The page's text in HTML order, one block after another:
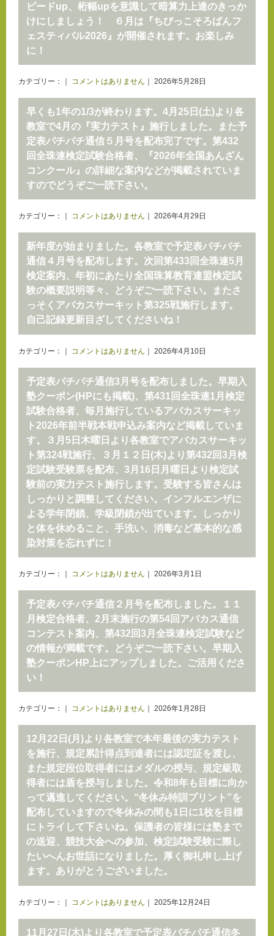
ピードup、桁幅upを意識して暗算力上達のきっか
けにしましょう！ ６月は『ちびっこそろばんフ
ェスティバル2026』が開催されます。お楽しみ
に！
カテゴリー：｜ コメントはありません ｜ 2026年5月28日
早くも1年の1/3が終わります。4月25日(土)より各
教室で4月の『実力テスト』施行しました。また予
定表パチパチ通信５月号を配布完了です。第432
回全珠連検定試験合格者、『2026年全国あんざん
コンクール』の詳細な案内などが掲載されていま
すのでどうぞご一読下さい。
カテゴリー：｜ コメントはありません ｜ 2026年4月29日
新年度が始まりました。各教室で予定表パチパチ
通信４月号を配布します。次回第433回全珠連5月
検定案内、年初にあたり全国珠算教育連盟検定試
験の概要説明等々、どうぞご一読下さい。またさ
っそくアバカスサーキット第325戦施行します。
自己記録更新目ざしてくださいね！
カテゴリー：｜ コメントはありません ｜ 2026年4月10日
予定表パチパチ通信3月号を配布しました。早期入
塾クーポン(HPにも掲載)、第431回全珠連1月検定
試験合格者、毎月施行しているアバカスサーキッ
ト2026年前半戦本戦申込み案内など掲載していま
す。３月5日木曜日より各教室でアバカスサーキッ
ト第324戦施行、３月１２日(木)より第432回3月検
定試験受験票を配布、3月16日月曜日より検定試
験前の実力テスト施行します。受験する皆さんは
しっかりと調整してください。インフルエンザに
よる学年閉鎖、学級閉鎖が出ています。しっかり
と体を休めること、手洗い、消毒など基本的な感
染対策を忘れずに！
カテゴリー：｜ コメントはありません ｜ 2026年3月1日
予定表パチパチ通信２月号を配布しました。１１
月検定合格者、2月末施行の第54回アバカス通信
コンテスト案内、第432回3月全珠連検定試験など
の情報が満載です。どうぞご一読下さい。早期入
塾クーポンHP上にアップしました。ご活用くださ
い！
カテゴリー：｜ コメントはありません ｜ 2026年1月28日
12月22日(月)より各教室で本年最後の実力テスト
を施行、規定累計得点到達者には認定証を渡し、
また規定段位取得者にはメダルの授与、規定級取
得者には盾を授与しました。令和8年も目標に向か
って邁進してください。“冬休み特訓プリント”を
配布していますので冬休みの間も1日に1枚を目標
にトライして下さいね。保護者の皆様には塾まで
の送迎、競技大会への参加、検定試験受験に際し
たいへんお世話になりました。厚く御礼申し上げ
ます。ありがとうございました。
カテゴリー：｜ コメントはありません ｜ 2025年12月24日
11月27日(木)より各教室で予定表パチパチ通信冬